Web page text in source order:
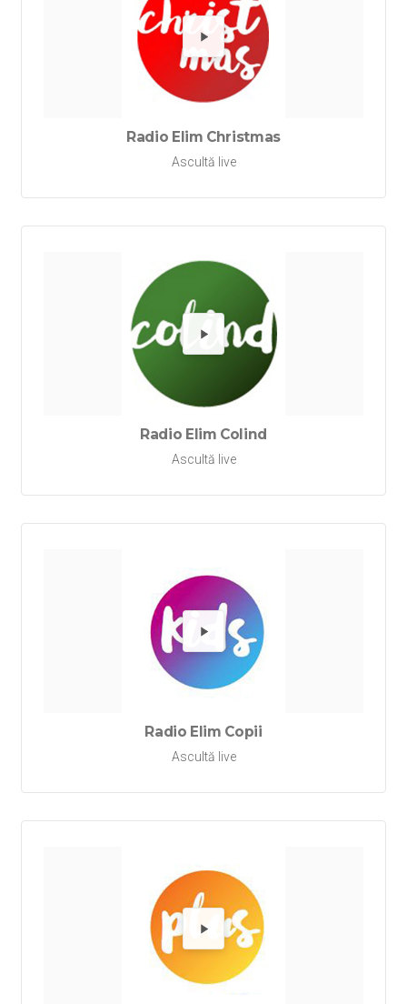
Redă
Radio Elim Christmas
Ascultă live
Redă
Radio Elim Colind
Ascultă live
Redă
Radio Elim Copii
Ascultă live
Redă